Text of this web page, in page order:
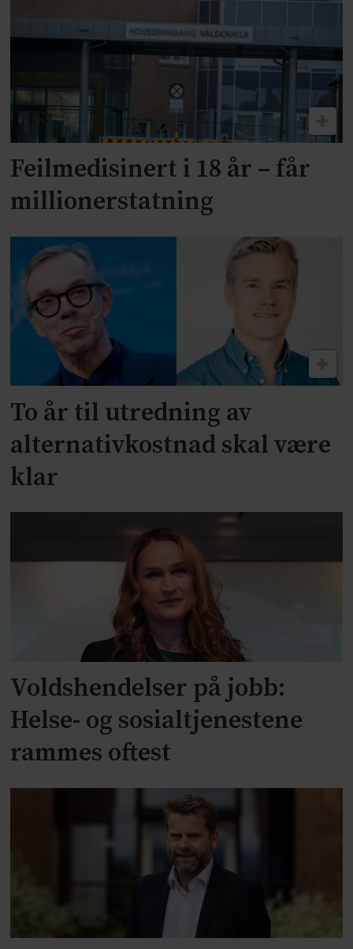
Feilmedisinert i 18 år – får
millionerstatning
To år til utredning av
alternativkostnad skal være
klar
Voldshendelser på jobb:
Helse- og sosialtjenestene
rammes oftest